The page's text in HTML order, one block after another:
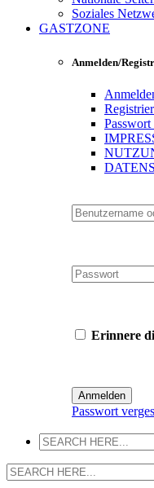
Soziales
GASTZONE
Anmelden/
Passwort
Erinnere
Passwort